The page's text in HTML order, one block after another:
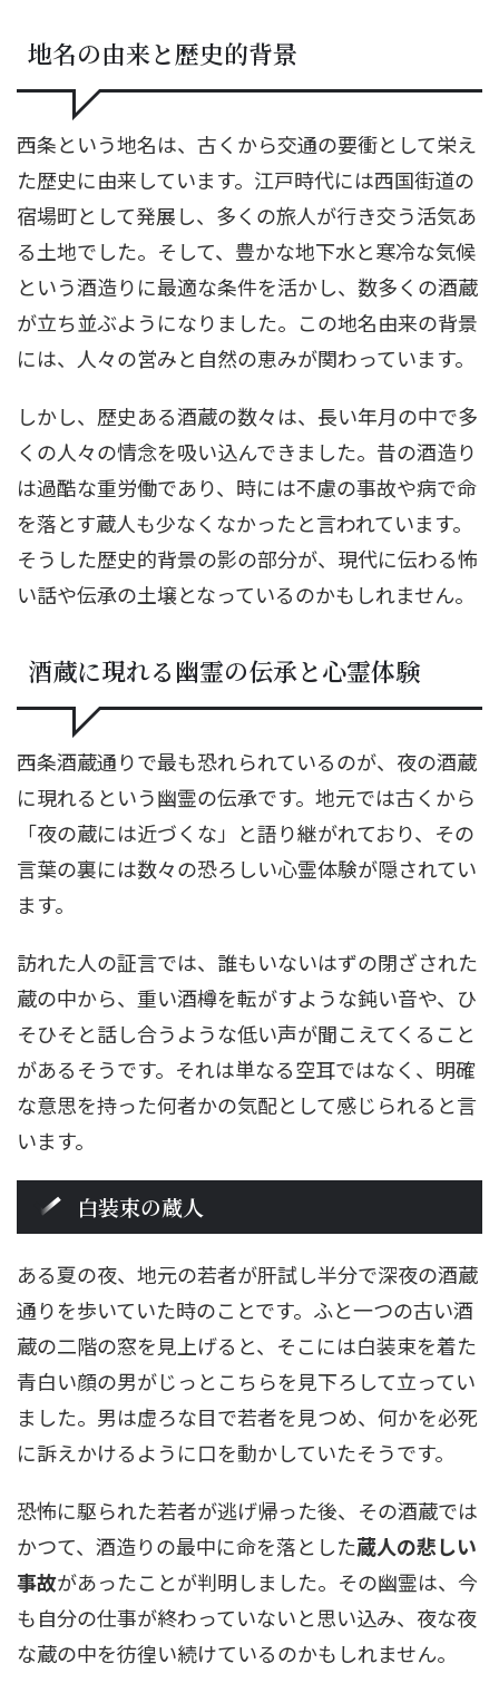
地名の由来と歴史的背景
西条という地名は、古くから交通の要衝として栄え
た歴史に由来しています。江戸時代には西国街道の
宿場町として発展し、多くの旅人が行き交う活気あ
る土地でした。そして、豊かな地下水と寒冷な気候
という酒造りに最適な条件を活かし、数多くの酒蔵
が立ち並ぶようになりました。この地名由来の背景
には、人々の営みと自然の恵みが関わっています。
しかし、歴史ある酒蔵の数々は、長い年月の中で多
くの人々の情念を吸い込んできました。昔の酒造り
は過酷な重労働であり、時には不慮の事故や病で命
を落とす蔵人も少なくなかったと言われています。
そうした歴史的背景の影の部分が、現代に伝わる怖
い話や伝承の土壌となっているのかもしれません。
酒蔵に現れる幽霊の伝承と心霊体験
西条酒蔵通りで最も恐れられているのが、夜の酒蔵
に現れるという幽霊の伝承です。地元では古くから
「夜の蔵には近づくな」と語り継がれており、その
言葉の裏には数々の恐ろしい心霊体験が隠されてい
ます。
訪れた人の証言では、誰もいないはずの閉ざされた
蔵の中から、重い酒樽を転がすような鈍い音や、ひ
そひそと話し合うような低い声が聞こえてくること
があるそうです。それは単なる空耳ではなく、明確
な意思を持った何者かの気配として感じられると言
います。
白装束の蔵人
ある夏の夜、地元の若者が肝試し半分で深夜の酒蔵
通りを歩いていた時のことです。ふと一つの古い酒
蔵の二階の窓を見上げると、そこには白装束を着た
青白い顔の男がじっとこちらを見下ろして立ってい
ました。男は虚ろな目で若者を見つめ、何かを必死
に訴えかけるように口を動かしていたそうです。
恐怖に駆られた若者が逃げ帰った後、その酒蔵では
かつて、酒造りの最中に命を落とした蔵人の悲しい
事故があったことが判明しました。その幽霊は、今
も自分の仕事が終わっていないと思い込み、夜な夜
な蔵の中を彷徨い続けているのかもしれません。